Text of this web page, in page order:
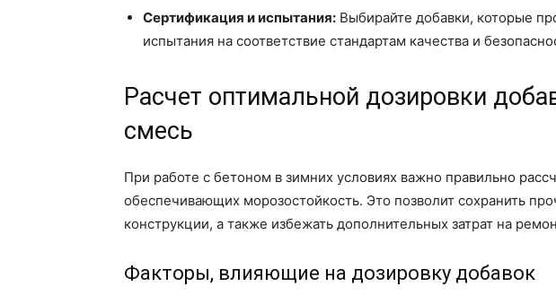
Сертификация и испытания: Выбирайте добавки, которые
испытания на соответствие стандартам качества и
Расчет оптимальной дозировки
смесь
При работе с бетоном в зимних условиях важно правильно
обеспечивающих морозостойкость. Это позволит сохранить
конструкции, а также избежать дополнительных затрат на
Факторы, влияющие на дозировку добавок